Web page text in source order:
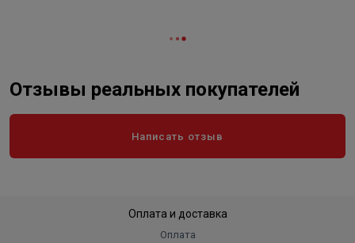
Отзывы реальных покупателей
Написать отзыв
Оплата и доставка
Оплата